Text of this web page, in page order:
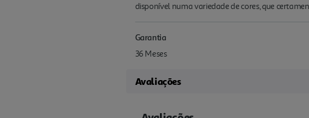
disponível numa variedade de cores, que
Garantia
36 Meses
Avaliações